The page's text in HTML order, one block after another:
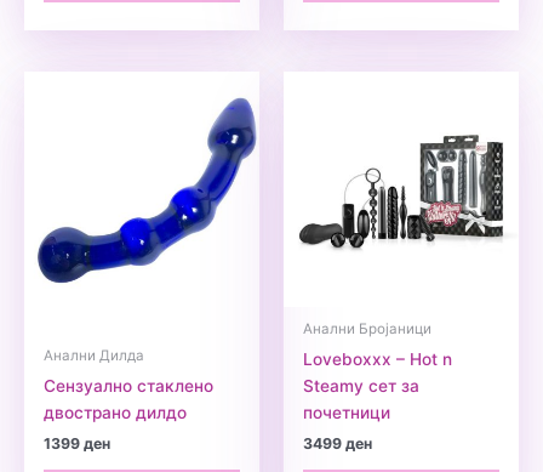
Анални Дилда
Сензуално стаклено
двострано дилдо
1399ден
Анални Бројаници
Loveboxxx – Hot n
Steamy сет за
почетници
3499ден